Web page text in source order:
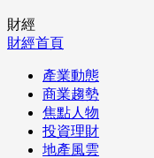
財經
財經首頁
產業動態
商業趨勢
焦點人物
投資理財
地產風雲